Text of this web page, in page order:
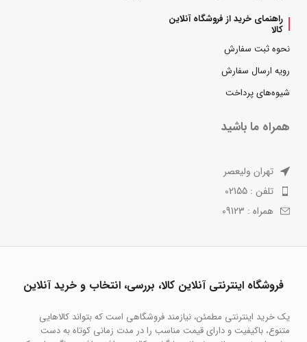
راهنمای خرید از فروشگاه آنلاین
کالا
نحوه ثبت سفارش
رویه ارسال سفارش
شیوه‌های پرداخت
همراه ما باشید
تهران ولیعصر
تلفن : 02155
همراه : 09123
فروشگاه اینترنتی آنلاین کالا، بررسی، انتخاب و خرید آنلاین
یک خرید اینترنتی مطمئن، نیازمند فروشگاهی است که بتواند کالاهایی
متنوع، باکیفیت و دارای قیمت مناسب را در مدت زمانی کوتاه به دست